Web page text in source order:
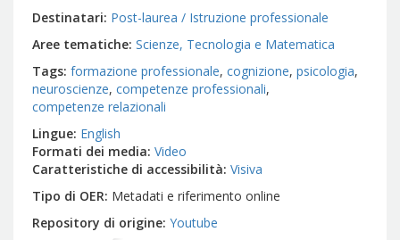
Destinatari Post-laurea / Istruzione professionale
Aree tematiche Scienze, Tecnologia e Matematica
Tags formazione professionale cognizione psicologia
neuroscienze competenze professionali
competenze relazionali
Lingue English
Formati dei media Video
Caratteristiche di accessibilità Visiva
Tipo di OER Metadati e riferimento online
Repository di origine Youtube